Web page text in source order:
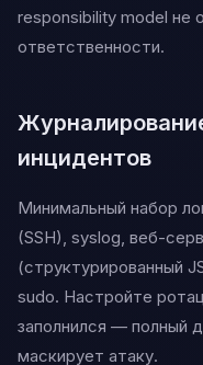
responsibility model не
ответственности.
инцидентов
Минимальный набор
(SSH), syslog, веб-
(структурированный
sudo. Настройте
заполнился — полный
маскирует атаку.